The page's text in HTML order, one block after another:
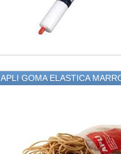
APLI GOMA ELASTICA